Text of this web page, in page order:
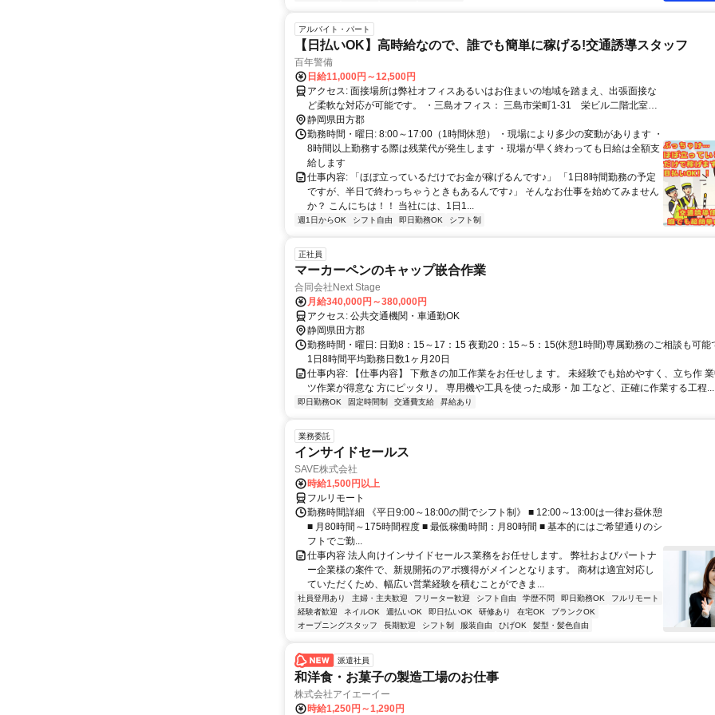
アルバイト・パート
【日払いOK】高時給なので、誰でも簡単に稼げる!交通誘導スタッフ
百年警備
日給11,000円～12,500円
アクセス: 面接場所は弊社オフィスあるいはお住まいの地域を踏まえ、出張面接な
ど柔軟な対応が可能です。 ・三島オフィス： 三島市栄町1-31 栄ビル二階北室
202 三島広小路駅 徒歩3分 三島駅 徒歩15分 ・富士オフィス： 静岡県富士市今
井348-4 SBSマイホームセンター ・御殿場オフィス：御殿場市東田中1884 SBSマ
イホームセンター
静岡県田方郡
勤務時間・曜日: 8:00～17:00（1時間休憩） ・現場により多少の変動があります ・
8時間以上勤務する際は残業代が発生します ・現場が早く終わっても日給は全額支
給します
仕事内容: 「ほぼ立っているだけでお金が稼げるんです♪」 「1日8時間勤務の予定
ですが、半日で終わっちゃうときもあるんです♪」 そんなお仕事を始めてみません
か？ こんにちは！！ 当社には、1日1...
週1日からOK シフト自由 即日勤務OK シフト制
正社員
マーカーペンのキャップ嵌合作業
合同会社Next Stage
月給340,000円～380,000円
アクセス: 公共交通機関・車通勤OK
静岡県田方郡
勤務時間・曜日: 日勤8：15～17：15 夜勤20：15～5：15(休憩1時間)専属勤務のご相談も可能
1日8時間平均勤務日数1ヶ月20日
仕事内容: 【仕事内容】 下敷きの加工作業をお任せしま す。 未経験でも始めやすく、立ち作
ツ作業が得意な 方にピッタリ。 専用機や工具を使った成形・加 工など、正確に作業する工程...
即日勤務OK 固定時間制 交通費支給 昇給あり
業務委託
インサイドセールス
SAVE株式会社
時給1,500円以上
フルリモート
勤務時間詳細 《平日9:00～18:00の間でシフト制》 ■ 12:00～13:00は一律お昼休憩
■ 月80時間～175時間程度 ■ 最低稼働時間：月80時間 ■ 基本的にはご希望通りのシ
フトでご勤...
仕事内容 法人向けインサイドセールス業務をお任せします。 弊社およびパートナ
ー企業様の案件で、新規開拓のアポ獲得がメインとなります。 商材は適宜対応し
ていただくため、幅広い営業経験を積むことができま...
社員登用あり 主婦・主夫歓迎 フリーター歓迎 シフト自由 学歴不問 即日勤務OK
フルリモート
経験者歓迎
ネイルOK 週払いOK 即日払いOK 研修あり 在宅OK
ブランクOK
オープニングスタッフ
長期歓迎 シフト制 服装自由 ひげOK 髪型・髪色自由
派遣社員
和洋食・お菓子の製造工場のお仕事
株式会社アイエーイー
時給1,250円～1,290円